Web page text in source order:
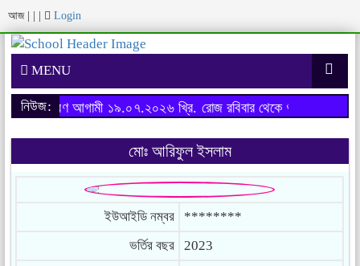
আজ Login
MENU
নিউজ:
ফরম পূরণ আগামী ১৯.০৭.২০২৬ খ্রি. রোজ রবিবার থেকে শুরু হবে।
মোঃ আরিফুল ইসলাম
ইউআইডি নম্বর
********
ভর্তির বছর
2023